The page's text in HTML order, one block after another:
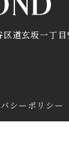
道玄坂一丁
シーポリシー